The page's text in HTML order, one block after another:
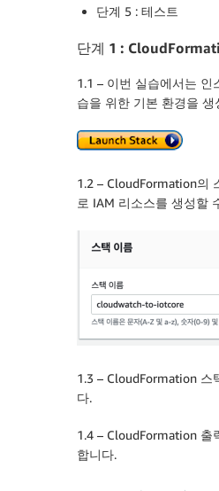
단계 5 : 테스트
단계 1 :
1.1 – 이번 실습에서는 인
습을 위한 기본 환경을 생
1.2 – CloudFormation의
로 IAM 리소스를 생성할
1.3 – CloudFormation 스
다.
1.4 – CloudFormation 출
합니다.